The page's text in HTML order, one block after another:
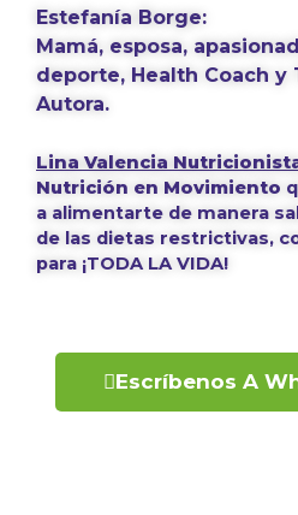
Estefanía Borge:
Mamá, esposa,
deporte, Health Coach y
Autora.
Lina Valencia
Nutrición en Movimiento
a alimentarte de manera
de las dietas restrictivas,
para ¡TODA LA VIDA!
Escríbenos A